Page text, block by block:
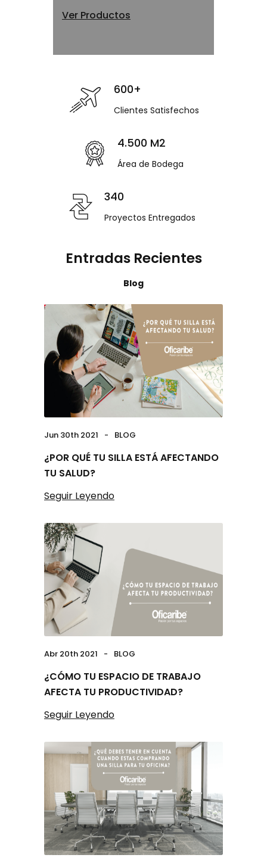
Ver Productos
600+
Clientes Satisfechos
4.500 M2
Área de Bodega
340
Proyectos Entregados
Entradas Recientes
Blog
Jun 30th 2021 BLOG
¿POR QUÉ TU SILLA ESTÁ AFECTANDO
TU SALUD?
Seguir Leyendo
Abr 20th 2021 BLOG
¿CÓMO TU ESPACIO DE TRABAJO
AFECTA TU PRODUCTIVIDAD?
Seguir Leyendo